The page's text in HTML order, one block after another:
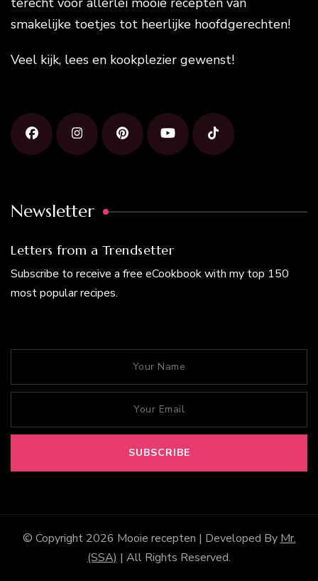
smakelijke toetjes tot heerlijke hoofdgerechten!
Veel kijk, lees en kookplezier gewenst!
Newsletter
Letters from a Trendsetter
Subscribe to receive a free eCookbook with my top 150
most popular recipes.
© Copyright 2026 Mooie recepten | Developed By Mr.
(SSA) | All Rights Reserved.